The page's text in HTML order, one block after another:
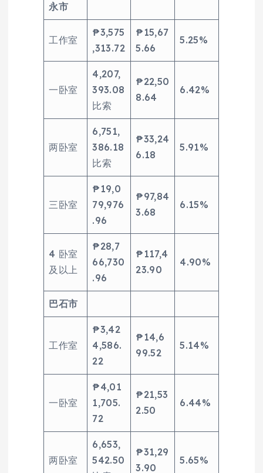
永市
工作室
₱3,575
,313.72
₱15,67
5.66
5.25%
一卧室
4,207,
393.08
比索
₱22,50
8.64
6.42%
两卧室
6,751,
386.18
比索
₱33,24
6.18
5.91%
三卧室
₱19,0
79,976
.96
₱97,84
3.68
6.15%
4 卧室
及以上
₱28,7
66,730
.96
₱117,4
23.90
4.90%
巴石市
工作室
₱3,42
4,586.
22
₱14,6
99.52
5.14%
一卧室
₱4,01
1,705.
72
₱21,53
2.50
6.44%
两卧室
6,653,
542.50
₱31,29
3.90
5.65%